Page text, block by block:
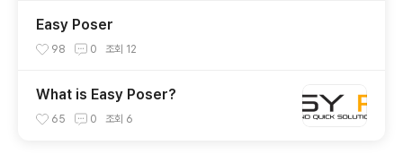
Easy Poser
98 0 조회 12
What is Easy Poser?
65 0 조회 6